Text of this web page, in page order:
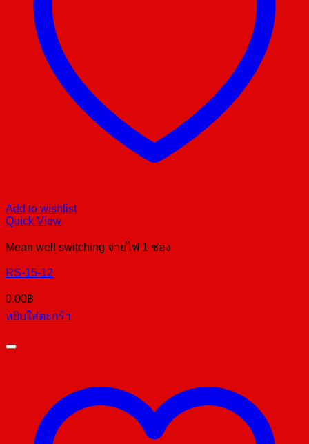
Add to wishlist
Quick View
Mean well switching จ่ายไฟ 1 ช่อง
RS-15-12
0.00฿
หยิบใส่ตะกร้า